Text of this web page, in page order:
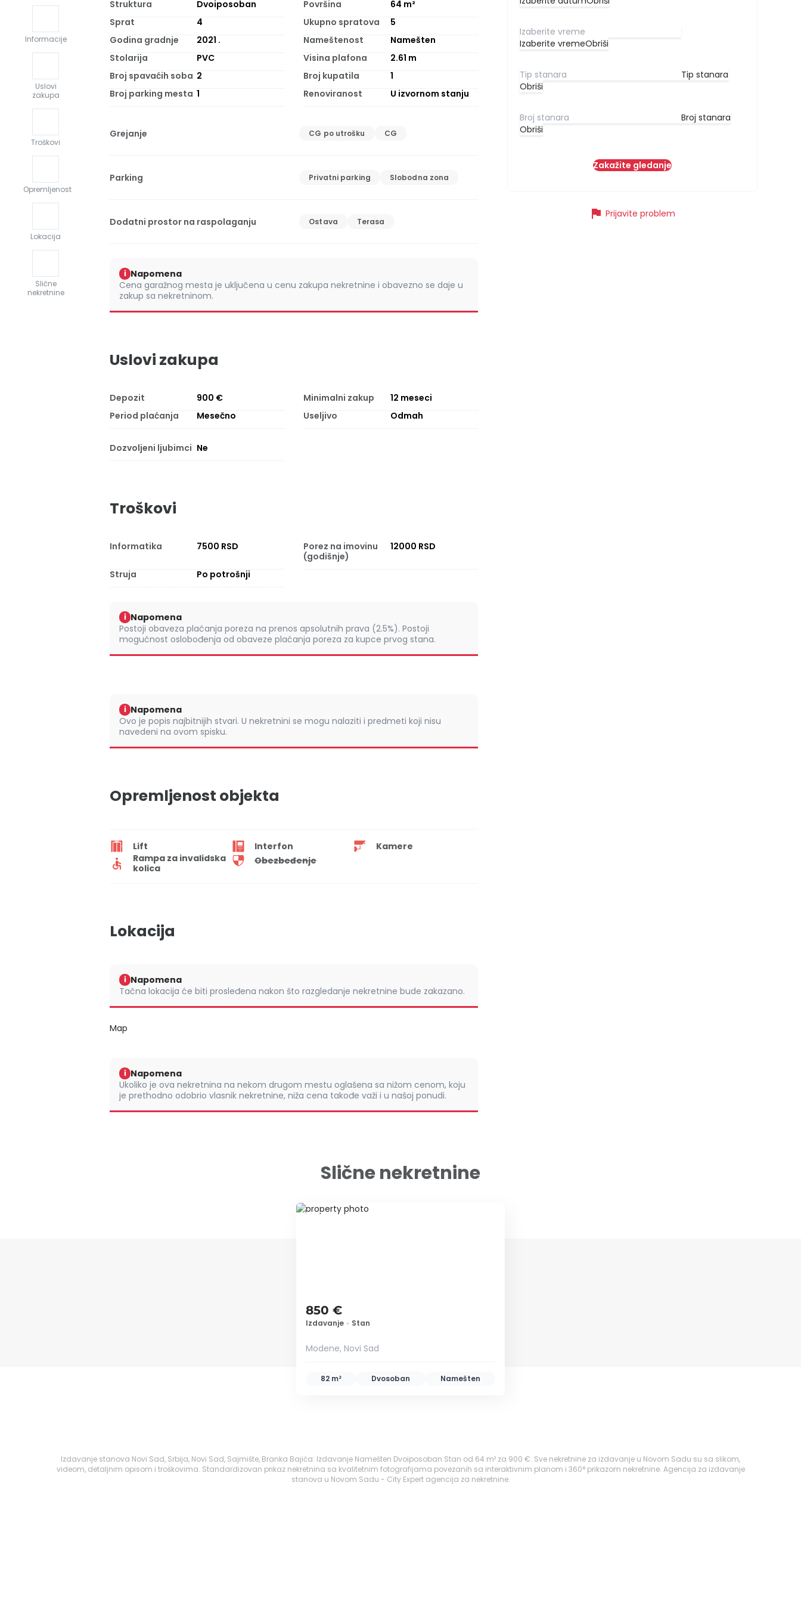
Informacije
Uslovi
zakupa
Troškovi
Opremljenost
Lokacija
Slične
nekretnine
Struktura Dvoiposoban Površina 64 m²
Sprat
4 Ukupno spratova
5
Godina gradnje
2021 . Nameštenost
Namešten
Stolarija
PVC Visina plafona 2.61 m
Broj spavaćih soba 2 Broj kupatila
1
Broj parking mesta 1 Renoviranost U izvornom stanju
Grejanje CG po utrošku CG
Parking Privatni parking Slobodna zona
Dodatni prostor na raspolaganju Ostava Terasa
i Napomena
Cena garažnog mesta je uključena u cenu zakupa nekretnine i obavezno se daje u
zakup sa nekretninom.
Uslovi zakupa
Depozit 900 € Minimalni zakup 12 meseci
Period plaćanja
Mesečno Useljivo Odmah
Dozvoljeni ljubimci Ne
Troškovi
Informatika 7500 RSD
Porez na imovinu
(godišnje)
12000 RSD
Struja Po potrošnji
i Napomena
Postoji obaveza plaćanja poreza na prenos apsolutnih prava (2.5%). Postoji
mogućnost oslobođenja od obaveze plaćanja poreza za kupce prvog stana.
i Napomena
Ovo je popis najbitnijih stvari. U nekretnini se mogu nalaziti i predmeti koji nisu
navedeni na ovom spisku.
Opremljenost objekta
Lift Interfon
Kamere
Rampa za invalidska
kolica
Obezbeđenje
Lokacija
i Napomena
Tačna lokacija će biti prosleđena nakon što razgledanje nekretnine bude zakazano.
Map
i Napomena
Ukoliko je ova nekretnina na nekom drugom mestu oglašena sa nižom cenom, koju
je prethodno odobrio vlasnik nekretnine, niža cena takođe važi i u našoj ponudi.
Izaberite vremeObriši
Tip stanara
Obriši
Broj stanara
Obriši
Zakažite gledanje
flag Prijavite problem
Slične nekretnine
ID 79635
850 €
Izdavanje • Stan
Modene, Novi Sad
82 m² Dvosoban Namešten
Izdavanje stanova Novi Sad, Srbija, Novi Sad, Sajmište, Branka Bajića: Izdavanje Namešten Dvoiposoban Stan od 64 m² za 900 €. Sve nekretnine za izdavanje u Novom Sadu su sa slikom,
videom, detaljnim opisom i troškovima. Standardizovan prikaz nekretnina sa kvalitetnim fotografijama povezanih sa interaktivnim planom i 360° prikazom nekretnine. Agencija za izdavanje
stanova u Novom Sadu - City Expert agencija za nekretnine.